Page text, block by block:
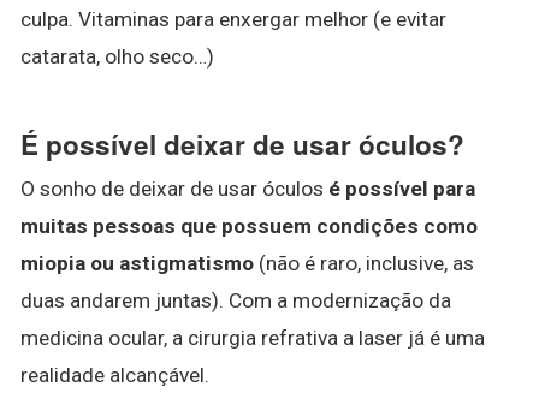
culpa. Vitaminas para enxergar melhor (e evitar
catarata, olho seco…)
É possível deixar de usar óculos?
O sonho de deixar de usar óculos é possível para
muitas pessoas que possuem condições como
miopia ou astigmatismo (não é raro, inclusive, as
duas andarem juntas). Com a modernização da
medicina ocular, a cirurgia refrativa a laser já é uma
realidade alcançável.